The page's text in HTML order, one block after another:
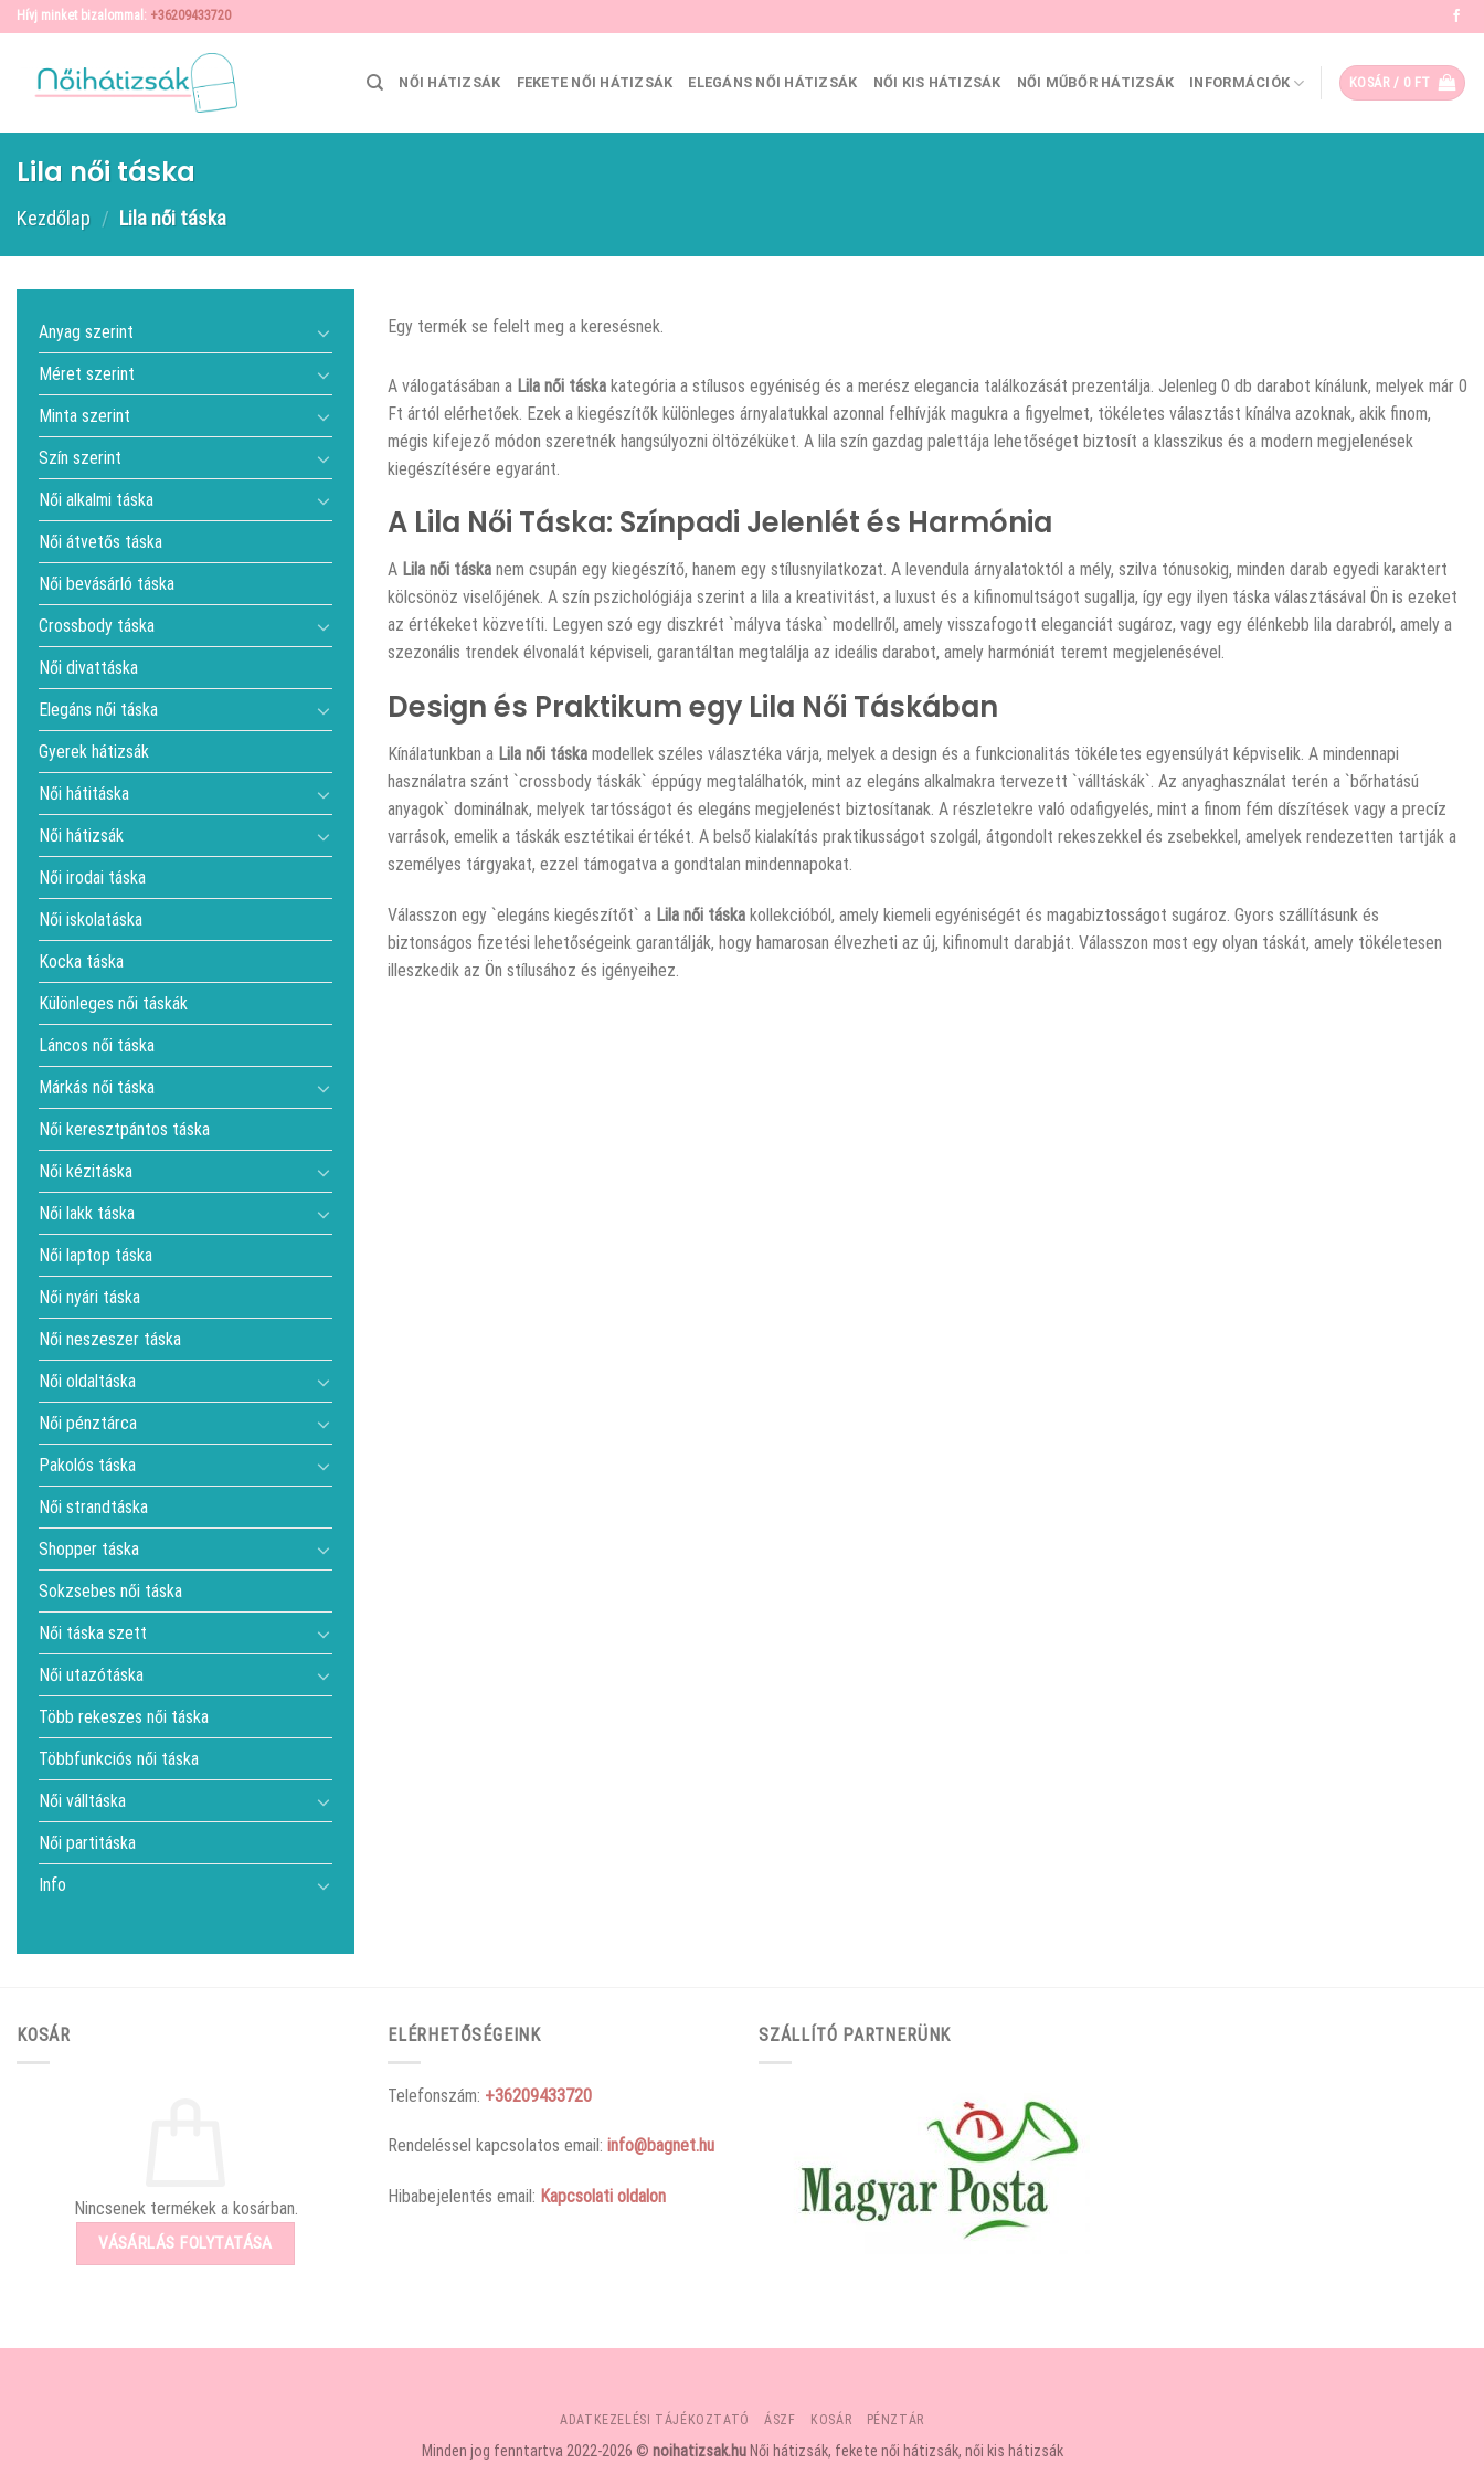
Skip
to
content
Hívj minket bizalommal: +36209433720
NŐI HÁTIZSÁK FEKETE NŐI HÁTIZSÁK ELEGÁNS NŐI HÁTIZSÁK NŐI KIS HÁTIZSÁK NŐI MŰBŐR HÁTIZSÁK INFORMÁCIÓK KOSÁR / 0 FT
Lila női táska
Kezdőlap / Lila női táska
Anyag szerint
Méret szerint
Minta szerint
Szín szerint
Női alkalmi táska
Női átvetős táska
Női bevásárló táska
Crossbody táska
Női divattáska
Elegáns női táska
Gyerek hátizsák
Női hátitáska
Női hátizsák
Női irodai táska
Női iskolatáska
Kocka táska
Különleges női táskák
Láncos női táska
Márkás női táska
Női keresztpántos táska
Női kézitáska
Női lakk táska
Női laptop táska
Női nyári táska
Női neszeszer táska
Női oldaltáska
Női pénztárca
Pakolós táska
Női strandtáska
Shopper táska
Sokzsebes női táska
Női táska szett
Női utazótáska
Több rekeszes női táska
Többfunkciós női táska
Női válltáska
Női partitáska
Info
Egy termék se felelt meg a keresésnek.
A válogatásában a Lila női táska kategória a stílusos egyéniség és a merész elegancia találkozását prezentálja. Jelenleg 0 db darabot kínálunk, melyek már 0
Ft ártól elérhetőek. Ezek a kiegészítők különleges árnyalatukkal azonnal felhívják magukra a figyelmet, tökéletes választást kínálva azoknak, akik finom,
mégis kifejező módon szeretnék hangsúlyozni öltözéküket. A lila szín gazdag palettája lehetőséget biztosít a klasszikus és a modern megjelenések
kiegészítésére egyaránt.
A Lila Női Táska: Színpadi Jelenlét és Harmónia
A Lila női táska nem csupán egy kiegészítő, hanem egy stílusnyilatkozat. A levendula árnyalatoktól a mély, szilva tónusokig, minden darab egyedi karaktert
kölcsönöz viselőjének. A szín pszichológiája szerint a lila a kreativitást, a luxust és a kifinomultságot sugallja, így egy ilyen táska választásával Ön is ezeket
az értékeket közvetíti. Legyen szó egy diszkrét `mályva táska` modellről, amely visszafogott eleganciát sugároz, vagy egy élénkebb lila darabról, amely a
szezonális trendek élvonalát képviseli, garantáltan megtalálja az ideális darabot, amely harmóniát teremt megjelenésével.
Design és Praktikum egy Lila Női Táskában
Kínálatunkban a Lila női táska modellek széles választéka várja, melyek a design és a funkcionalitás tökéletes egyensúlyát képviselik. A mindennapi
használatra szánt `crossbody táskák` éppúgy megtalálhatók, mint az elegáns alkalmakra tervezett `válltáskák`. Az anyaghasználat terén a `bőrhatású
anyagok` dominálnak, melyek tartósságot és elegáns megjelenést biztosítanak. A részletekre való odafigyelés, mint a finom fém díszítések vagy a precíz
varrások, emelik a táskák esztétikai értékét. A belső kialakítás praktikusságot szolgál, átgondolt rekeszekkel és zsebekkel, amelyek rendezetten tartják a
személyes tárgyakat, ezzel támogatva a gondtalan mindennapokat.
Válasszon egy `elegáns kiegészítőt` a Lila női táska kollekcióból, amely kiemeli egyéniségét és magabiztosságot sugároz. Gyors szállításunk és
biztonságos fizetési lehetőségeink garantálják, hogy hamarosan élvezheti az új, kifinomult darabját. Válasszon most egy olyan táskát, amely tökéletesen
illeszkedik az Ön stílusához és igényeihez.
KOSÁR
Nincsenek termékek a kosárban.
VÁSÁRLÁS FOLYTATÁSA
ELÉRHETŐSÉGEINK
Telefonszám: +36209433720
Rendeléssel kapcsolatos email: info@bagnet.hu
Hibabejelentés email: Kapcsolati oldalon
SZÁLLÍTÓ PARTNERÜNK
ADATKEZELÉSI TÁJÉKOZTATÓ ÁSZF KOSÁR PÉNZTÁR
Minden jog fenntartva 2022-2026 © noihatizsak.huNői hátizsák, fekete női hátizsák, női kis hátizsák